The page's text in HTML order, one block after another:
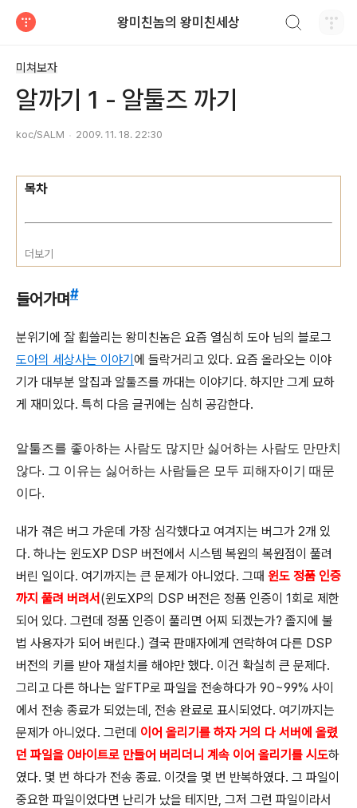
왕미친놈의 왕미친세상
미쳐보자
알까기 1 - 알툴즈 까기
koc/SALM 2009. 11. 18. 22:30
목차
더보기
들어가며#
분위기에 잘 휩쓸리는 왕미친놈은 요즘 열심히 도아 님의 블로그
도아의 세상사는 이야기에 들락거리고 있다. 요즘 올라오는 이야
기가 대부분 알집과 알툴즈를 까대는 이야기다. 하지만 그게 묘하
게 재미있다. 특히 다음 글귀에는 심히 공감한다.
알툴즈를 좋아하는 사람도 많지만 싫어하는 사람도 만만치
않다. 그 이유는 싫어하는 사람들은 모두 피해자이기 때문
이다.
내가 겪은 버그 가운데 가장 심각했다고 여겨지는 버그가 2개 있
다. 하나는 윈도XP DSP 버전에서 시스템 복원의 복원점이 풀려
버린 일이다. 여기까지는 큰 문제가 아니었다. 그때 윈도 정품 인증
까지 풀려 버려서 (윈도XP의 DSP 버전은 정품 인증이 1회로 제한
되어 있다. 그런데 정품 인증이 풀리면 어찌 되겠는가? 졸지에 불
법 사용자가 되어 버린다.) 결국 판매자에게 연락하여 다른 DSP
버전의 키를 받아 재설치를 해야만 했다. 이건 확실히 큰 문제다.
그리고 다른 하나는 알FTP로 파일을 전송하다가 90~99% 사이
에서 전송 종료가 되었는데, 전송 완료로 표시되었다. 여기까지는
문제가 아니었다. 그런데 이어 올리기를 하자 거의 다 서버에 올렸
던 파일을 0바이트로 만들어 버리더니 계속 이어 올리기를 시도하
였다. 몇 번 하다가 전송 종료. 이것을 몇 번 반복하였다. 그 파일이
중요한 파일이었다면 난리가 났을 테지만, 그저 그런 파일이라서